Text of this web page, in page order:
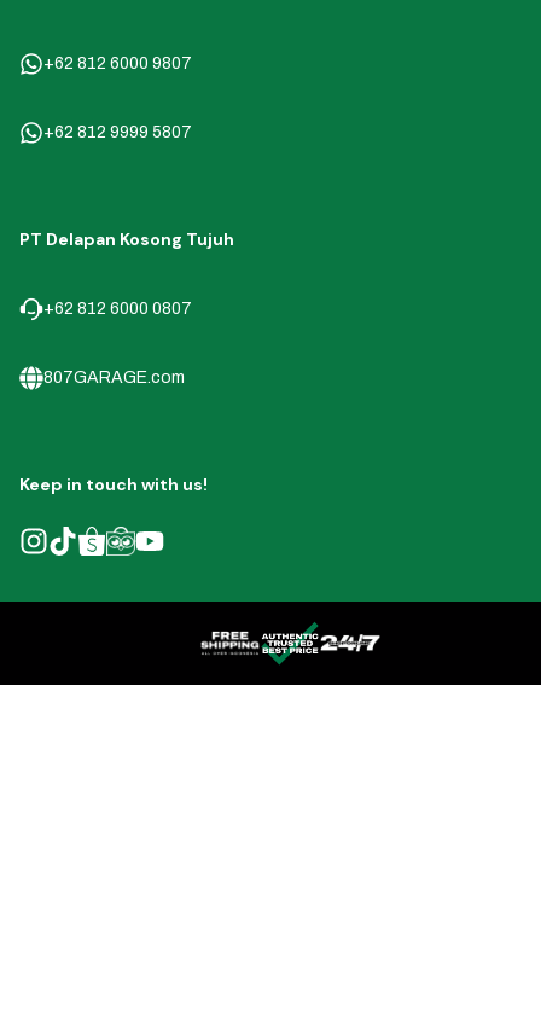
+62 812 6000 9807
+62 812 9999 5807
PT Delapan Kosong Tujuh
+62 812 6000 0807
807GARAGE.com
Keep in touch with us!